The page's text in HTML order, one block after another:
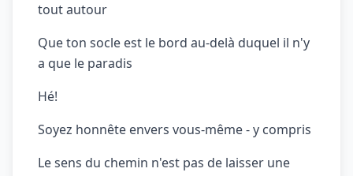
tout autour
Que ton socle est le bord au-delà duquel il n'y
a que le paradis
Hé!
Soyez honnête envers vous-même - y compris
Le sens du chemin n'est pas de laisser une